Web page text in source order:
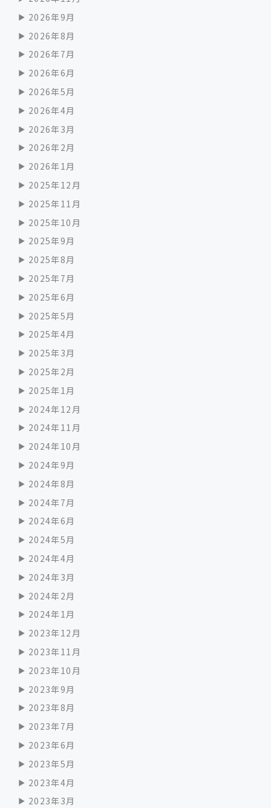
2026年9月
2026年8月
2026年7月
2026年6月
2026年5月
2026年4月
2026年3月
2026年2月
2026年1月
2025年12月
2025年11月
2025年10月
2025年9月
2025年8月
2025年7月
2025年6月
2025年5月
2025年4月
2025年3月
2025年2月
2025年1月
2024年12月
2024年11月
2024年10月
2024年9月
2024年8月
2024年7月
2024年6月
2024年5月
2024年4月
2024年3月
2024年2月
2024年1月
2023年12月
2023年11月
2023年10月
2023年9月
2023年8月
2023年7月
2023年6月
2023年5月
2023年4月
2023年3月